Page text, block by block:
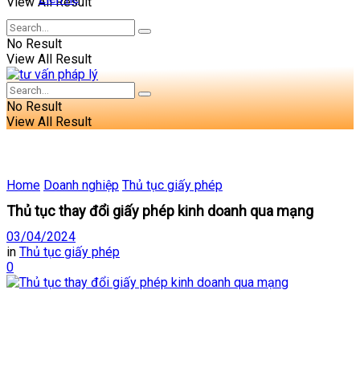
No Result
View All Result
No Result
View All Result
Home Doanh nghiệp Thủ tục giấy phép
Thủ tục thay đổi giấy phép kinh doanh qua mạng
03/04/2024
in Thủ tục giấy phép
0